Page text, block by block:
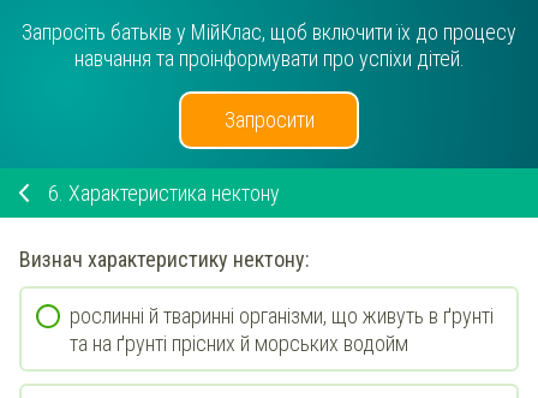
Запросіть батьків у МійКлас, щоб включити їх до процесу
навчання та проінформувати про успіхи дітей.
Запросити
6. Характеристика нектону
Визнач характеристику нектону:
рослинні й тваринні організми, що живуть в ґрунті
та на ґрунті прісних й морських водойм